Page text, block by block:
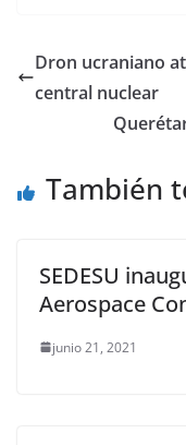
e
b
k
er l
Dron ucraniano
central nuclear
También
SEDESU
Aerospace
junio 21, 2021